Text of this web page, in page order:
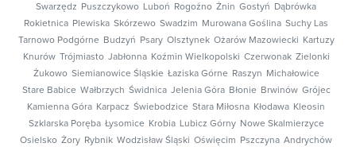
Swarzędz
Puszczykowo Luboń Rogoźno Żnin Gostyń
Dąbrówka
Rokietnica Plewiska Skórzewo Swadzim Murowana Goślina Suchy Las
Tarnowo Podgórne
Budzyń Psary Olsztynek Ożarów Mazowiecki
Kartuzy
Knurów
Trójmiasto Jabłonna Koźmin Wielkopolski Czerwonak Zielonki
Żukowo Siemianowice Śląskie Łaziska Górne Raszyn
Michałowice
Stare Babice Wałbrzych Świdnica Jelenia Góra Błonie Brwinów Grójec
Kamienna Góra Karpacz Świebodzice Stara Miłosna Kłodawa Kleosin
Szklarska Poręba Łysomice Krobia Lubicz Górny
Nowe Skalmierzyce
Osielsko Żory Rybnik Wodzisław Śląski Oświęcim Pszczyna Andrychów